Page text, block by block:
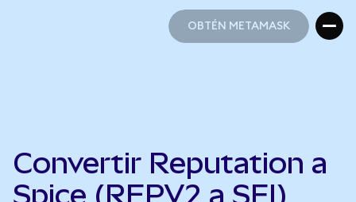
OBTÉN METAMASK
Convertir Reputation a
Spice (REPV2 a SFI)